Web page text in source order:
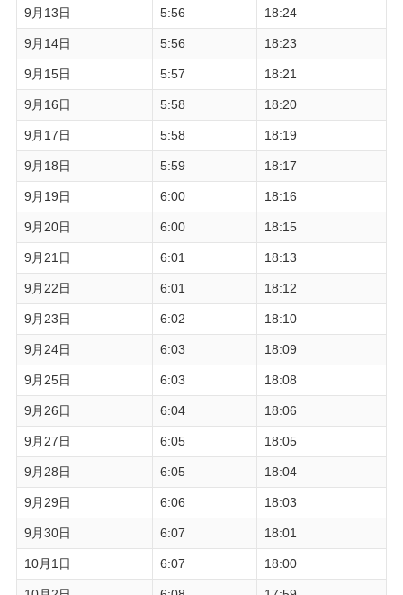
9月13日 5:56 18:24
9月14日 5:56 18:23
9月15日 5:57 18:21
9月16日 5:58 18:20
9月17日 5:58 18:19
9月18日 5:59 18:17
9月19日 6:00 18:16
9月20日 6:00 18:15
9月21日 6:01 18:13
9月22日 6:01 18:12
9月23日 6:02 18:10
9月24日 6:03 18:09
9月25日 6:03 18:08
9月26日 6:04 18:06
9月27日 6:05 18:05
9月28日 6:05 18:04
9月29日 6:06 18:03
9月30日 6:07 18:01
10月1日 6:07 18:00